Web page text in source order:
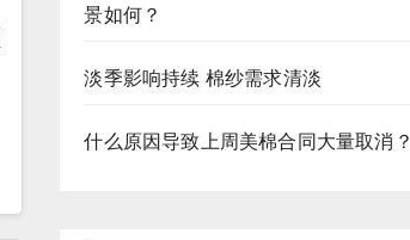
景如何？
淡季影响持续 棉纱需求清淡
什么原因导致上周美棉合同大量取消？